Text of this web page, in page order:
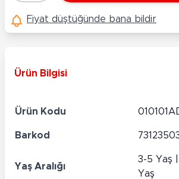
Fiyat düştüğünde bana bildir
Ürün Bilgisi
Ürün Kodu
Barkod
Yaş Aralığı
3-5 Yaş
Yaş